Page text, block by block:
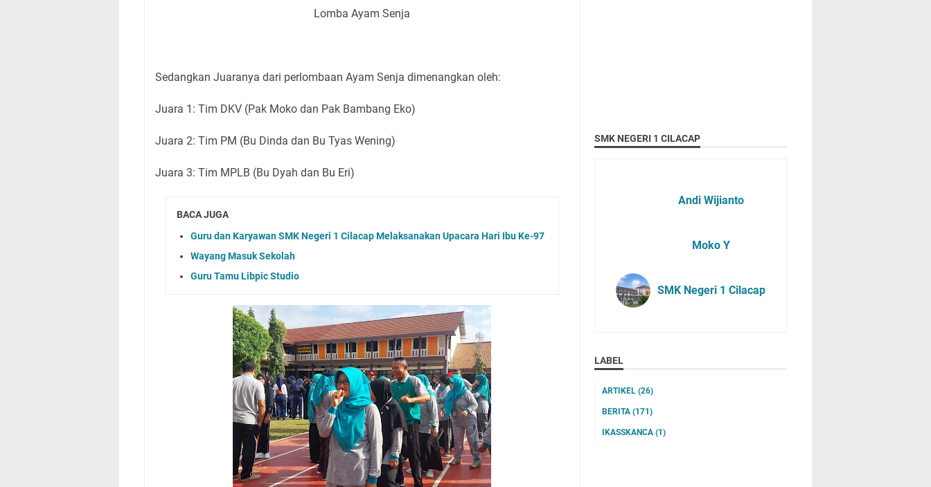
Lomba Ayam Senja
Sedangkan Juaranya dari perlombaan Ayam Senja dimenangkan oleh:
Juara 1: Tim DKV (Pak Moko dan Pak Bambang Eko)
Juara 2: Tim PM (Bu Dinda dan Bu Tyas Wening)
Juara 3: Tim MPLB (Bu Dyah dan Bu Eri)
BACA JUGA
Guru dan Karyawan SMK Negeri 1 Cilacap Melaksanakan Upacara Hari Ibu Ke-97
Wayang Masuk Sekolah
Guru Tamu Libpic Studio
SMK NEGERI 1 CILACAP
Andi Wijianto
Moko Y
SMK Negeri 1 Cilacap
LABEL
ARTIKEL (26)
BERITA (171)
IKASSKANCA (1)